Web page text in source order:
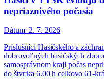
nepriaznivého počasia
Dátum: 2. 7. 2026
Príslušníci Hasičského a
dobrovoľných hasičských
samosprávnom kraji počas
do štvrtka 6.00 h celkovo 61-